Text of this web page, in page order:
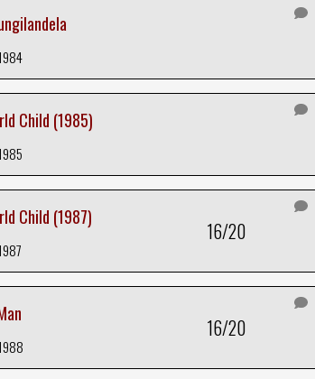
Child (1985)
Child (1987)
16/20
16/20